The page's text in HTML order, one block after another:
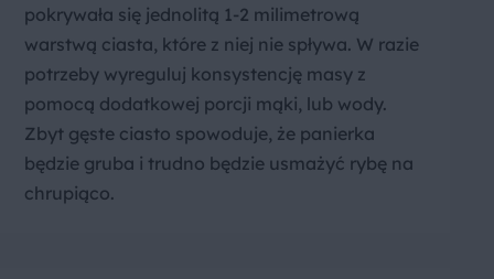
pokrywała się jednolitą 1-2 milimetrową
warstwą ciasta, które z niej nie spływa. W razie
potrzeby wyreguluj konsystencję masy z
pomocą dodatkowej porcji mąki, lub wody.
Zbyt gęste ciasto spowoduje, że panierka
będzie gruba i trudno będzie usmażyć rybę na
chrupiąco.